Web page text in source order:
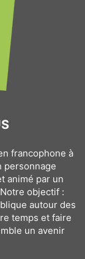
francophone à
personnage
animé par un
objectif :
autour des
temps et faire
un avenir